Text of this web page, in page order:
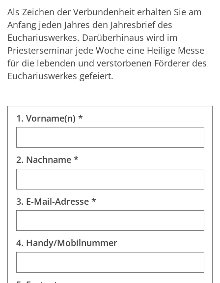
Als Zeichen der Verbundenheit erhalten Sie am
Anfang jeden Jahres den Jahresbrief des
Euchariuswerkes. Darüberhinaus wird im
Priesterseminar jede Woche eine Heilige Messe
für die lebenden und verstorbenen Förderer des
Euchariuswerkes gefeiert.
1. Vorname(n) *
2. Nachname *
3. E-Mail-Adresse *
4. Handy/Mobilnummer